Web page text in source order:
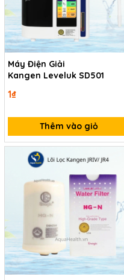
Máy Điện Giải
Kangen Leveluk SD501
1₫
Thêm vào giỏ